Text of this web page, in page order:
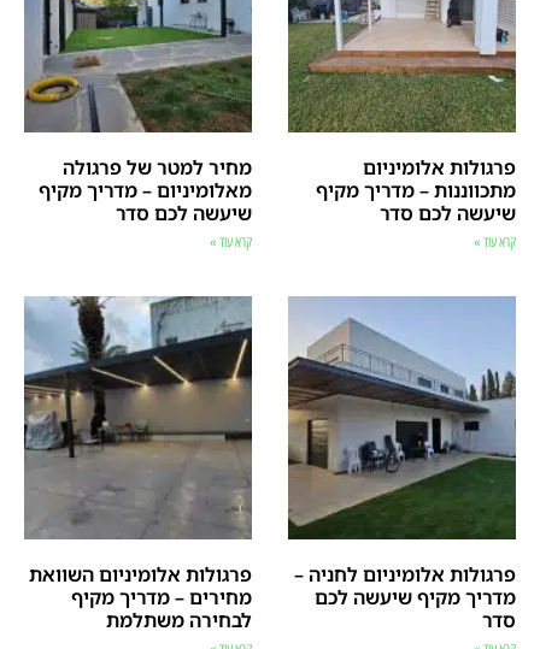
פרגולות אלומיניום
מתכווננות – מדריך מקיף
שיעשה לכם סדר
קרא עוד »
מחיר למטר של פרגולה
מאלומיניום – מדריך מקיף
שיעשה לכם סדר
קרא עוד »
פרגולות אלומיניום לחניה –
מדריך מקיף שיעשה לכם
סדר
פרגולות אלומיניום השוואת
מחירים – מדריך מקיף
לבחירה משתלמת